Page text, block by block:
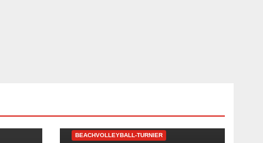
BEACHVOLLEYBALL-TURNIER